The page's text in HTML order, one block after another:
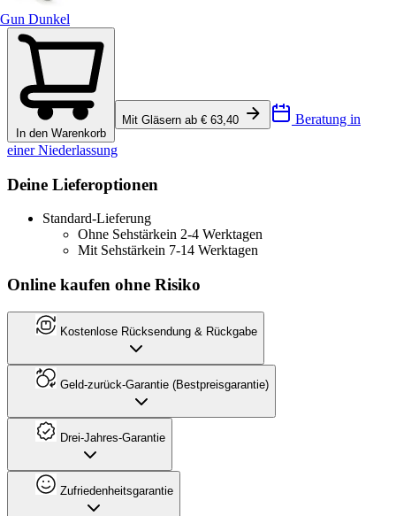
Gun Dunkel
In den Warenkorb
Mit Gläsern ab € 63,40 Beratung in
einer Niederlassung
Deine Lieferoptionen
Standard-Lieferung
Ohne Sehstärkein 2-4 Werktagen
Mit Sehstärkein 7-14 Werktagen
Online kaufen ohne Risiko
Kostenlose Rücksendung & Rückgabe
Geld-zurück-Garantie (Bestpreisgarantie)
Drei-Jahres-Garantie
Zufriedenheitsgarantie